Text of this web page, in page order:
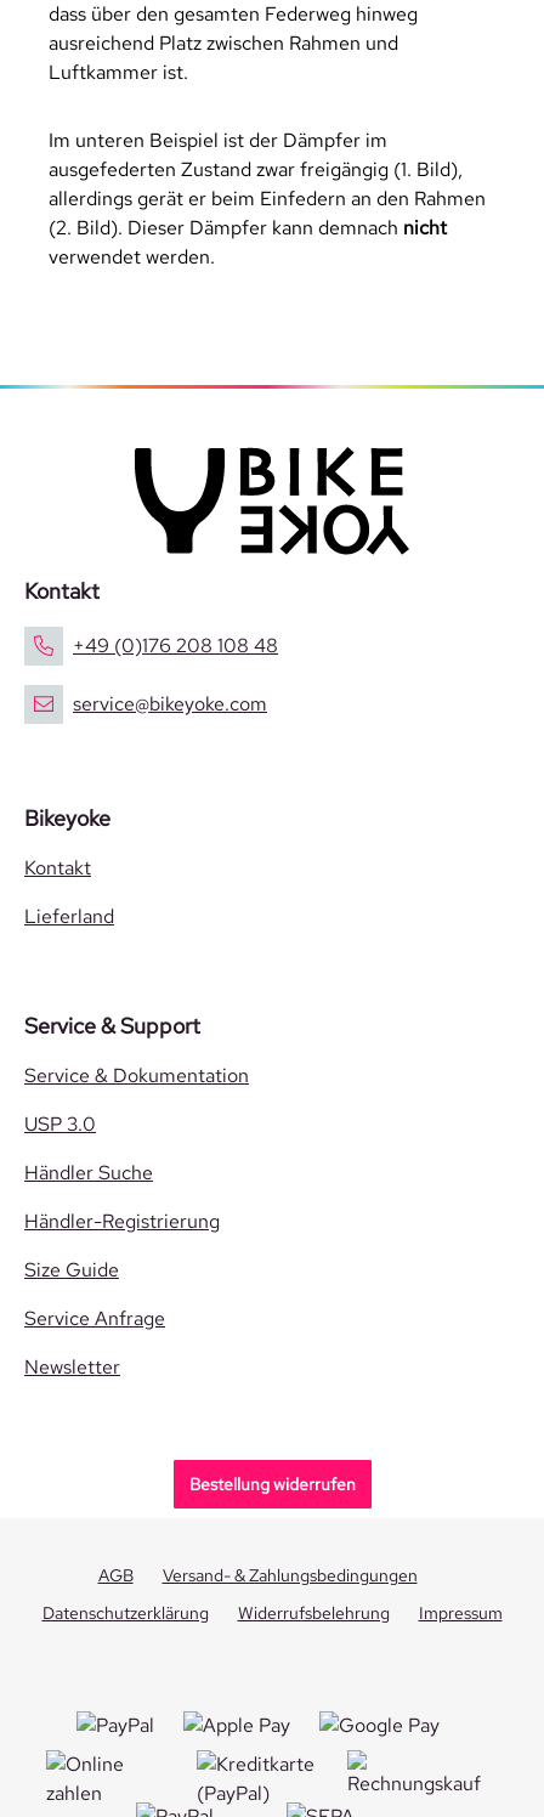
dass über den gesamten Federweg hinweg
ausreichend Platz zwischen Rahmen und
Luftkammer ist.
Im unteren Beispiel ist der Dämpfer im
ausgefederten Zustand zwar freigängig (1. Bild),
allerdings gerät er beim Einfedern an den Rahmen
(2. Bild). Dieser Dämpfer kann demnach nicht
verwendet werden.
Kontakt
+49 (0)176 208 108 48
service@bikeyoke.com
Bikeyoke
Kontakt
Lieferland
Service & Support
Service & Dokumentation
USP 3.0
Händler Suche
Händler-Registrierung
Size Guide
Service Anfrage
Newsletter
Bestellung widerrufen
AGB
Versand- & Zahlungsbedingungen
Datenschutzerklärung
Widerrufsbelehrung Impressum